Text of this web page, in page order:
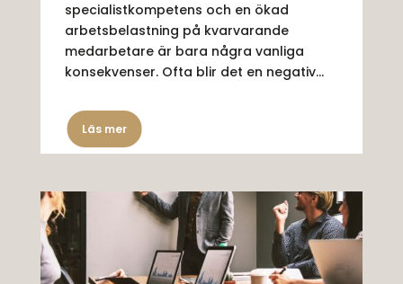
specialistkompetens och en ökad
arbetsbelastning på kvarvarande
medarbetare är bara några vanliga
konsekvenser. Ofta blir det en negativ...
Läs mer